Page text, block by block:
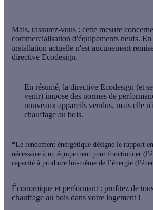
Mais, rassurez-vous : cette mesure
commercialisation d'équipements neufs.
installation actuelle n'est aucunement
directive Ecodesign.
En résumé, la directive Ecodesign (et
venir) impose des normes de
nouveaux appareils vendus, mais elle
chauffage au bois.
*Le rendement énergétique désigne le rapport
nécessaire à un équipement pour fonctionner
capacité à produire lui-même de l’énergie
Économique et performant : profitez de
chauffage au bois dans votre logement !